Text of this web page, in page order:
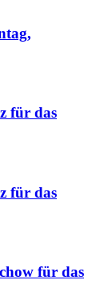
für das
für das
für das